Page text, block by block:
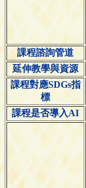
課程諮詢管道
延伸教學與資源
課程對應SDGs指
標
課程是否導入AI